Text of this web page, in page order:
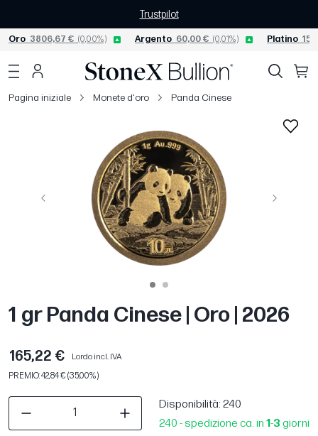
Trustpilot
Oro 3806,67 € (0,00%) Argento 60,00 € (0,01%) Platino
Pagina iniziale Monete d'oro Panda Cinese
Precedente Avanti
1 gr Panda Cinese | Oro | 2026
165,22 €
Lordo incl. IVA
PREMIO: 42,84 € (35,00%)
Disponibilità: 240
240 - spedizione ca. in 1-3 giorni